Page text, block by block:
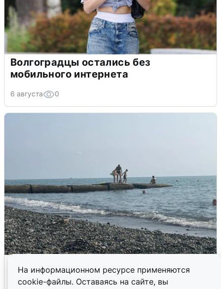
На информационном ресурсе применяются
cookie-файлы. Оставаясь на сайте, вы
Волгоградцы остались без
мобильного интернета
6 августа 0
6 августа 0